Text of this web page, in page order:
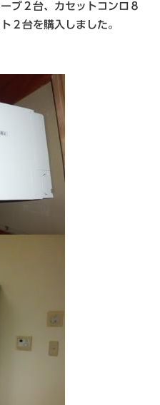
ブ２台、カセットコンロ８
２台を購入しました。